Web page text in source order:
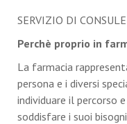
SERVIZIO DI
Perchè proprio in
La farmacia
persona e i diversi
individuare il percorso
soddisfare i suoi